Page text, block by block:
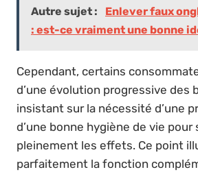
Autre sujet :
Enlever faux
: est-ce vraiment une bonne
Cependant, certains
d’une évolution progressive des
insistant sur la nécessité d’une
d’une bonne hygiène de vie pour
pleinement les effets. Ce point
parfaitement la fonction